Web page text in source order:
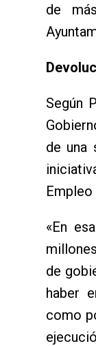
de
Según
de una
«En
de
haber
como